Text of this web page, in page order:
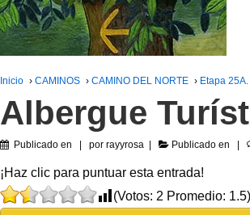
Inicio › CAMINOS › CAMINO DEL NORTE › Etapa
Albergue
Publicado en por rayyrosa Publicado en
¡Haz clic para puntuar esta entrada!
(Votos: 2 Promedio: 1.5)